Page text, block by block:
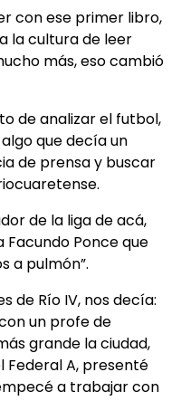
con ese primer libro,
la cultura de leer
más, eso cambió
de analizar el futbol,
que decía un
de prensa y buscar
de la liga de acá,
Ponce que
a pulmón”.
de Río IV, nos decía:
un profe de
grande la ciudad,
Federal A, presenté
a trabajar con